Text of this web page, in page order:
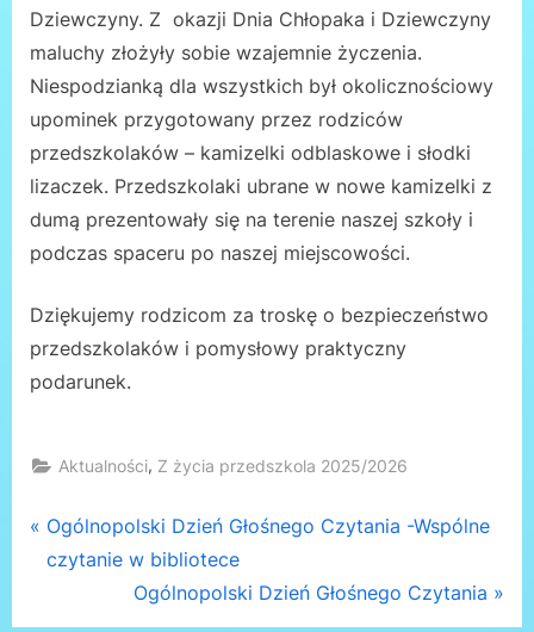
Dziewczyny. Z okazji Dnia Chłopaka i Dziewczyny
maluchy złożyły sobie wzajemnie życzenia.
Niespodzianką dla wszystkich był okolicznościowy
upominek przygotowany przez rodziców
przedszkolaków – kamizelki odblaskowe i słodki
lizaczek. Przedszkolaki ubrane w nowe kamizelki z
dumą prezentowały się na terenie naszej szkoły i
podczas spaceru po naszej miejscowości.
Dziękujemy rodzicom za troskę o bezpieczeństwo
przedszkolaków i pomysłowy praktyczny
podarunek.
Aktualności, Z życia przedszkola 2025/2026
Nawigacja
wpisu
P
r
v
Ogólnopolski Dzień Głośnego Czytania -Wspólne
czytanie w bibliotece
N
e
Ogólnopolski Dzień Głośnego Czytania